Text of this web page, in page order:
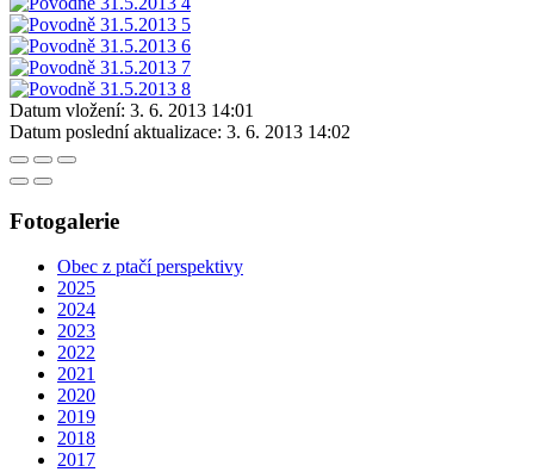
Datum vložení: 3. 6. 2013 14:01
Datum poslední aktualizace: 3. 6. 2013 14:02
Fotogalerie
Obec z ptačí perspektivy
2025
2024
2023
2022
2021
2020
2019
2018
2017